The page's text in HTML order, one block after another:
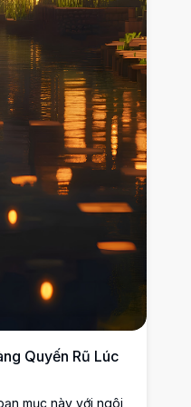
Quyến Rũ Lúc
mục này với ngôi